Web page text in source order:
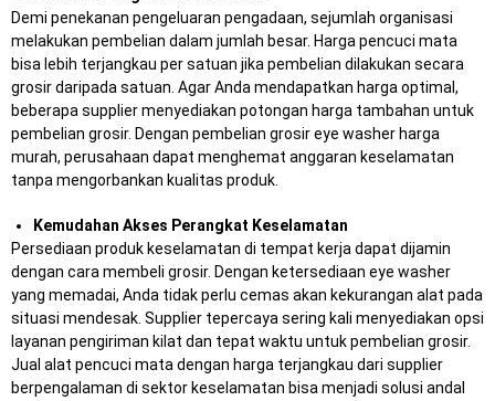
Demi penekanan pengeluaran pengadaan, sejumlah organisasi
melakukan pembelian dalam jumlah besar. Harga pencuci mata
bisa lebih terjangkau per satuan jika pembelian dilakukan secara
grosir daripada satuan. Agar Anda mendapatkan harga optimal,
beberapa supplier menyediakan potongan harga tambahan untuk
pembelian grosir. Dengan pembelian grosir eye washer harga
murah, perusahaan dapat menghemat anggaran keselamatan
tanpa mengorbankan kualitas produk.
Kemudahan Akses Perangkat Keselamatan
Persediaan produk keselamatan di tempat kerja dapat dijamin
dengan cara membeli grosir. Dengan ketersediaan eye washer
yang memadai, Anda tidak perlu cemas akan kekurangan alat pada
situasi mendesak. Supplier tepercaya sering kali menyediakan opsi
layanan pengiriman kilat dan tepat waktu untuk pembelian grosir.
Jual alat pencuci mata dengan harga terjangkau dari supplier
berpengalaman di sektor keselamatan bisa menjadi solusi andal